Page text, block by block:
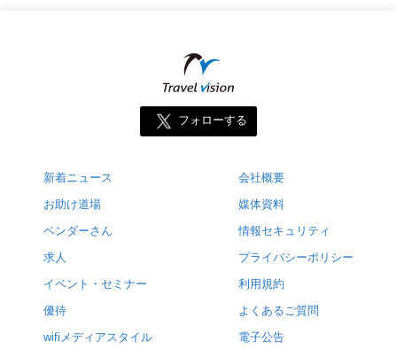
フォローする
新着ニュース
お助け道場
ベンダーさん
求人
イベント・セミナー
優待
wifiメディアスタイル
会社概要
媒体資料
情報セキュリティ
プライバシーポリシー
利用規約
よくあるご質問
電子公告